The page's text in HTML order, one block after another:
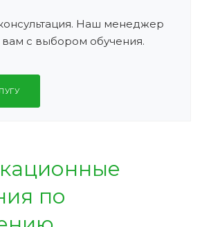
Наш менеджер
с выбором обучения.
по